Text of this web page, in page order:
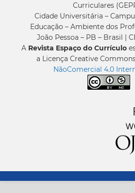
Curriculares
Cidade Universitária –
Educação – Ambiente dos
João Pessoa – PB – Brasil |
A Revista Espaço do Currículo
a Licença Creative
NãoComercial 4.0